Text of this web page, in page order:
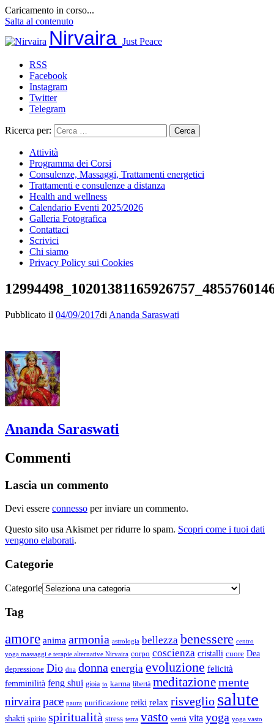
Caricamento in corso...
Salta al contenuto
Nirvaira Just Peace
RSS
Facebook
Instagram
Twitter
Telegram
Ricerca per:
Attività
Programma dei Corsi
Consulenze, Massaggi, Trattamenti energetici
Trattamenti e consulenze a distanza
Health and wellness
Calendario Eventi 2025/2026
Galleria Fotografica
Contattaci
Scrivici
Chi siamo
Privacy Policy sui Cookies
Pubblicato il 04/09/2017di Ananda Saraswati
Ananda Saraswati
Commenti
Lascia un commento
Devi essere connesso per inviare un commento.
Questo sito usa Akismet per ridurre lo spam. Scopri come i tuoi dati
vengono elaborati.
Categorie
Categorie
Tag
amore anima armonia astrologia bellezza benessere centro
yoga massaggi e terapie alternative Nirvaira corpo coscienza cristalli cuore Dea
depressione Dio dna donna energia evoluzione felicità
femminilità feng shui gioia io karma libertà meditazionemente
nirvairapace paura purificazione reiki relax risveglio salute
shakti spirito spiritualità stress terra vasto verità vita yoga yoga vasto